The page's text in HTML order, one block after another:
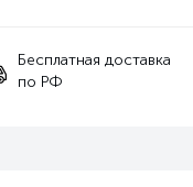
Бесплатная доставка
по РФ